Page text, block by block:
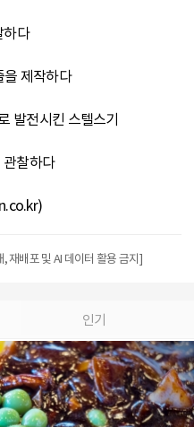
하다
제작하다
발전시킨 스텔스기
찰하다
재배포 및 AI 데이터 활용 금지]
인기